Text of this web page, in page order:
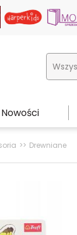
Nowości
Drewniane